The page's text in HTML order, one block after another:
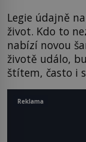
Legie údajně
život. Kdo to
nabízí novou
životě událo,
štítem, často i
Reklama